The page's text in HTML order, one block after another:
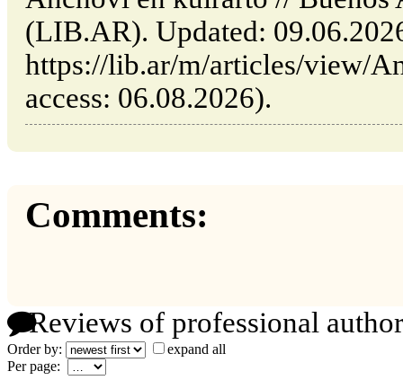
(LIB.AR). Updated:
https://lib.ar/m/articles/view/
access: 06.08.2026).
Comments:
Reviews of professional
Order by:
expand all
Per page: